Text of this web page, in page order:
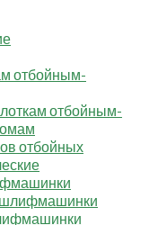
отбойным-
отбойным-
отбойных